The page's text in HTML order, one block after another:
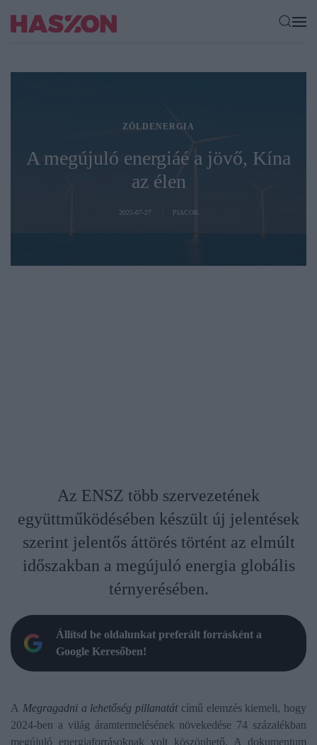
ZÖLDENERGIA
A megújuló energiáé a jövő, Kína
az élen
2025-07-27 PIACOK
Az ENSZ több szervezetének
együttműködésében készült új jelentések
szerint jelentős áttörés történt az elmúlt
időszakban a megújuló energia globális
térnyerésében.
Állítsd be oldalunkat preferált forrásként a
Google Keresőben!
A Megragadni a lehetőség pillanatát című elemzés kiemeli, hogy
2024-ben a világ áramtermelésének növekedése 74 százalékban
megújuló energiaforrásoknak volt köszönhető. A dokumentum